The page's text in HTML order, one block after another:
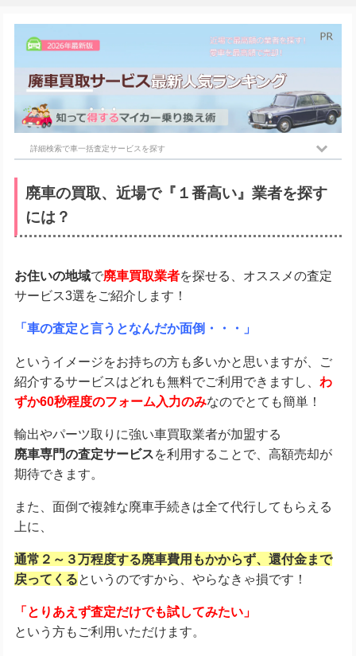
詳細検索で車一括査定サービスを探す
廃車の買取、近場で『１番高い』業者を探す
には？
お住いの地域で廃車買取業者を探せる、オススメの査定
サービス3選をご紹介します！
「車の査定と言うとなんだか面倒・・・」
というイメージをお持ちの方も多いかと思いますが、ご
紹介するサービスはどれも無料でご利用できますし、 わ
ずか60秒程度のフォーム入力のみなのでとても簡単！
輸出やパーツ取りに強い車買取業者が加盟する
廃車専門の査定サービスを利用することで、高額売却が
期待できます。
また、面倒で複雑な廃車手続きは全て代行してもらえる
上に、
通常２～３万程度する廃車費用もかからず、 還付金まで
戻ってくるというのですから、やらなきゃ損です！
「とりあえず査定だけでも試してみたい」
という方もご利用いただけます。